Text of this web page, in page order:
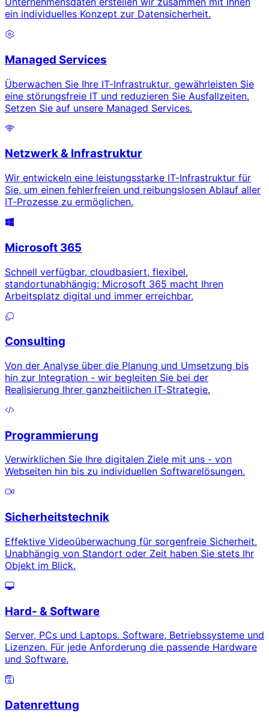
ein individuelles Konzept zur Datensicherheit.
Managed Services
Überwachen Sie Ihre IT-Infrastruktur, gewährleisten Sie
eine störungsfreie IT und reduzieren Sie Ausfallzeiten.
Setzen Sie auf unsere Managed Services.
Netzwerk & Infrastruktur
Wir entwickeln eine leistungsstarke IT-Infrastruktur für
Sie, um einen fehlerfreien und reibungslosen Ablauf aller
IT-Prozesse zu ermöglichen.
Microsoft 365
Schnell verfügbar, cloudbasiert, flexibel,
standortunabhängig: Microsoft 365 macht Ihren
Arbeitsplatz digital und immer erreichbar.
Consulting
Von der Analyse über die Planung und Umsetzung bis
hin zur Integration - wir begleiten Sie bei der
Realisierung Ihrer ganzheitlichen IT-Strategie.
Programmierung
Verwirklichen Sie Ihre digitalen Ziele mit uns - von
Webseiten hin bis zu individuellen Softwarelösungen.
Sicherheitstechnik
Effektive Videoüberwachung für sorgenfreie Sicherheit.
Unabhängig von Standort oder Zeit haben Sie stets Ihr
Objekt im Blick.
Hard- & Software
Server, PCs und Laptops. Software, Betriebssysteme und
Lizenzen. Für jede Anforderung die passende Hardware
und Software.
Datenrettung